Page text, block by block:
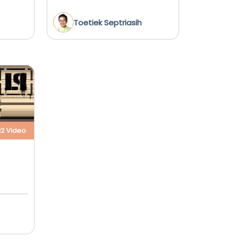
Toetiek Septriasih
2 Video